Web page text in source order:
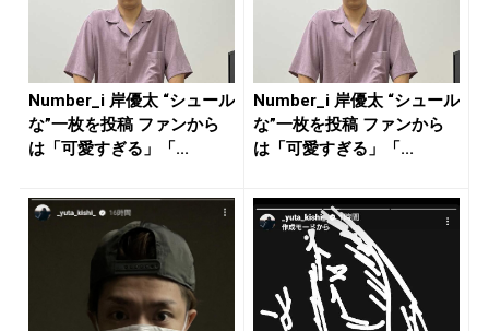
Number_i 岸優太 “シュール
な”一枚を投稿 ファンから
は「可愛すぎる」「...
Number_i 岸優太 “シュール
な”一枚を投稿 ファンから
は「可愛すぎる」「...